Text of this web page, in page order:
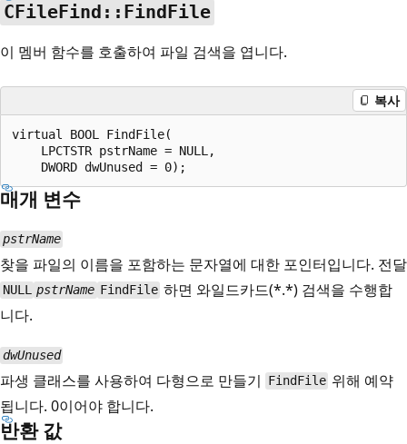
CFileFind::FindFile
이 멤버 함수를 호출하여 파일 검색을 엽니다.
복사
virtual BOOL FindFile(
    LPCTSTR pstrName = NULL,
매개 변수
pstrName
찾을 파일의 이름을 포함하는 문자열에 대한 포인터입니다. 전달
NULL pstrName FindFile 하면 와일드카드(*.*) 검색을 수행합
니다.
dwUnused
파생 클래스를 사용하여 다형으로 만들기 FindFile 위해 예약
됩니다. 0이어야 합니다.
반환 값